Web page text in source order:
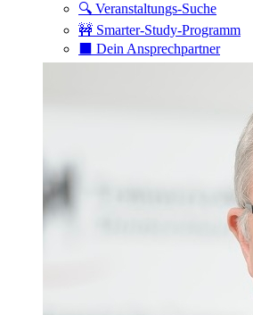
🔍 Veranstaltungs-Suche
🚧 Smarter-Study-Programm
⬛️ Dein Ansprechpartner